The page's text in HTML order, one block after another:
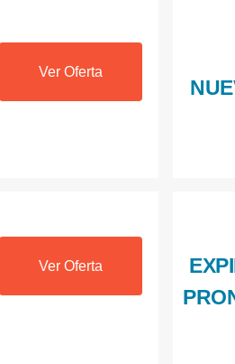
Ver Oferta
Ver Oferta